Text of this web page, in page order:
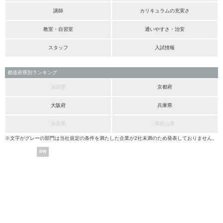
講師 カリキュラムの充実さ
教室・自習室 通いやすさ・治安
スタッフ 入試情報
都道府県別ランキング
滋賀県 京都府
大阪府 兵庫県
奈良県 和歌山県
※文字がグレーの部門は当社規定の条件を満たした企業が2社未満のため発表しておりません。
PR